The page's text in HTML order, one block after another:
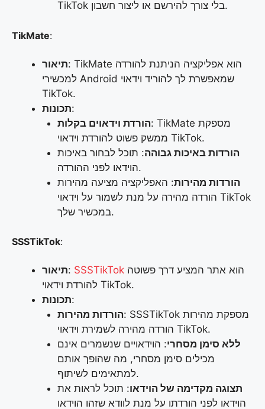
TikTok בלי צורך להירשם או ליצור חשבון.
TikMate:
תיאור: TikMate הוא אפליקציה הניתנת להורדה
למכשירי Android שמאפשרת לך להוריד וידאוי
TikTok.
תכונות:
הורדת וידאוים בקלות: TikMate מספקת
ממשק פשוט להורדת וידאוי TikTok.
הורדות באיכות גבוהה: תוכל לבחור באיכות
הוידאו לפני ההורדה.
הורדות מהירות: האפליקציה מציעה מהירות
הורדה מהירה על מנת לשמור על וידאוי TikTok
במכשיר שלך.
SSSTikTok:
תיאור: SSSTikTok
להורדת וידאוי TikTok.
תכונות:
הורדות מהירות: SSSTikTok מספקת מהירות
הורדה מהירה לשמירת וידאוי TikTok.
ללא סימן מסחרי: הוידאויים שנשמרים אינם
מכילים סימן מסחרי, מה שהופך אותם
למתאימים לשיתוף.
תצוגה מקדימה של הוידאו: תוכל לראות את
הוידאו לפני הורדתו על מנת לוודא שזהו הוידאו